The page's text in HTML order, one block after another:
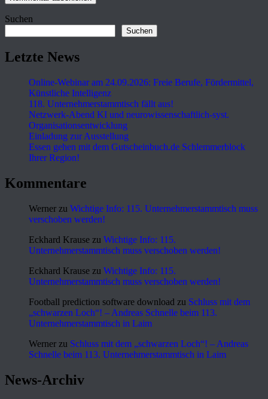
Suchen
Suchen
Letzte News
Online-Webinar am 24.09.2026: Freie Berufe, Fördermittel,
Künstliche Intelligenz
118. Unternehmerstammtisch fällt aus!
Netzwerk-Abend KI und neurowissenschaftlich-syst.
Organisationsentwicklung
Einladung zur Ausstellung
Essen gehen mit dem Gutscheinbuch.de Schlemmerblock
Ihrer Region!
Kommentare
Werner zu Wichtige Info: 115. Unternehmerstammtisch muss
verschoben werden!
Eckhard Krause zu Wichtige Info: 115.
Unternehmerstammtisch muss verschoben werden!
Eckhard Krause zu Wichtige Info: 115.
Unternehmerstammtisch muss verschoben werden!
Football prediction software download zu Schluss mit dem
„schwarzen Loch“! – Andreas Schnelle beim 113.
Unternehmerstammtisch in Laim
Werner zu Schluss mit dem „schwarzen Loch“! – Andreas
Schnelle beim 113. Unternehmerstammtisch in Laim
News-Archiv